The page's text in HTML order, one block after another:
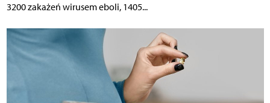
3200 zakażeń wirusem eboli, 1405...